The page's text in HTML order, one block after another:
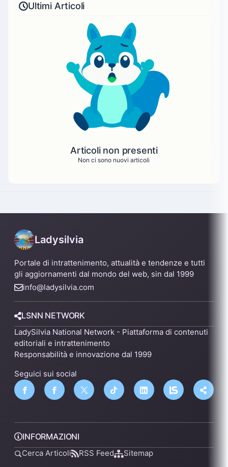
Ultimi Articoli
Articoli non presenti
Non ci sono nuovi articoli
Ladysilvia
Portale di intrattenimento, attualità e tendenze e tutti
gli aggiornamenti dal mondo del web, sin dal 1999
info@ladysilvia.com
LSNN NETWORK
LadySilvia National Network - Piattaforma di contenuti
editoriali e intrattenimento
Responsabilità e innovazione dal 1999
Seguici sui social
INFORMAZIONI
Cerca Articoli RSS Feed Sitemap